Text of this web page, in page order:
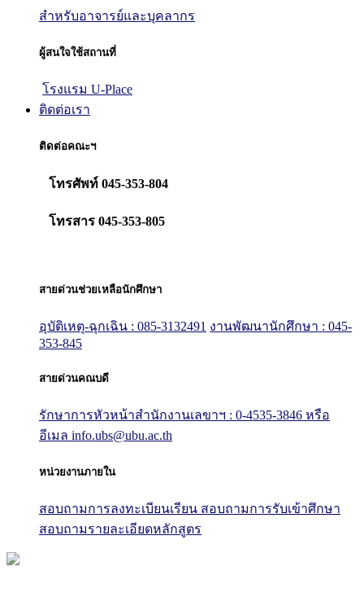
สำหรับอาจารย์และบุคลากร
ผู้สนใจใช้สถานที่
โรงแรม U-Place
ติดต่อเรา
ติดต่อคณะฯ
โทรศัพท์ 045-353-804
โทรสาร 045-353-805
สายด่วนช่วยเหลือนักศึกษา
อุบัติเหตุ-ฉุกเฉิน : 085-3132491 งานพัฒนานักศึกษา : 045-
353-845
สายด่วนคณบดี
รักษาการหัวหน้าสำนักงานเลขาฯ : 0-4535-3846 หรือ
อีเมล info.ubs@ubu.ac.th
หน่วยงานภายใน
สอบถามการลงทะเบียนเรียน สอบถามการรับเข้าศึกษา
สอบถามรายละเอียดหลักสูตร